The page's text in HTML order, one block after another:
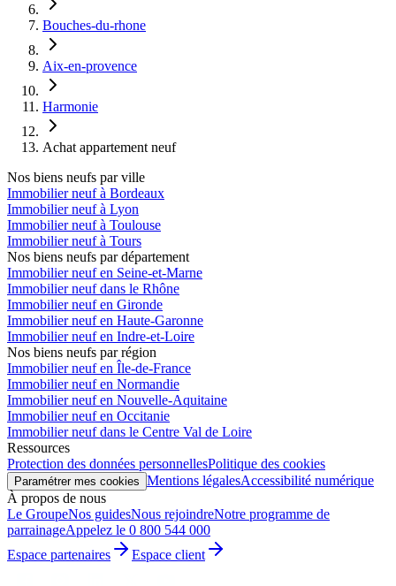
Bouches-du-rhone
Aix-en-provence
Harmonie
Achat appartement neuf
Nos biens neufs par ville
Immobilier neuf à Bordeaux
Immobilier neuf à Lyon
Immobilier neuf à Toulouse
Immobilier neuf à Tours
Nos biens neufs par département
Immobilier neuf en Seine-et-Marne
Immobilier neuf dans le Rhône
Immobilier neuf en Gironde
Immobilier neuf en Haute-Garonne
Immobilier neuf en Indre-et-Loire
Nos biens neufs par région
Immobilier neuf en Île-de-France
Immobilier neuf en Normandie
Immobilier neuf en Nouvelle-Aquitaine
Immobilier neuf en Occitanie
Immobilier neuf dans le Centre Val de Loire
Ressources
Protection des données personnellesPolitique des cookies
Paramétrer mes cookies Mentions légalesAccessibilité numérique
À propos de nous
Le GroupeNos guidesNous rejoindreNotre programme de
parrainageAppelez le 0 800 544 000
Espace partenaires
Espace client